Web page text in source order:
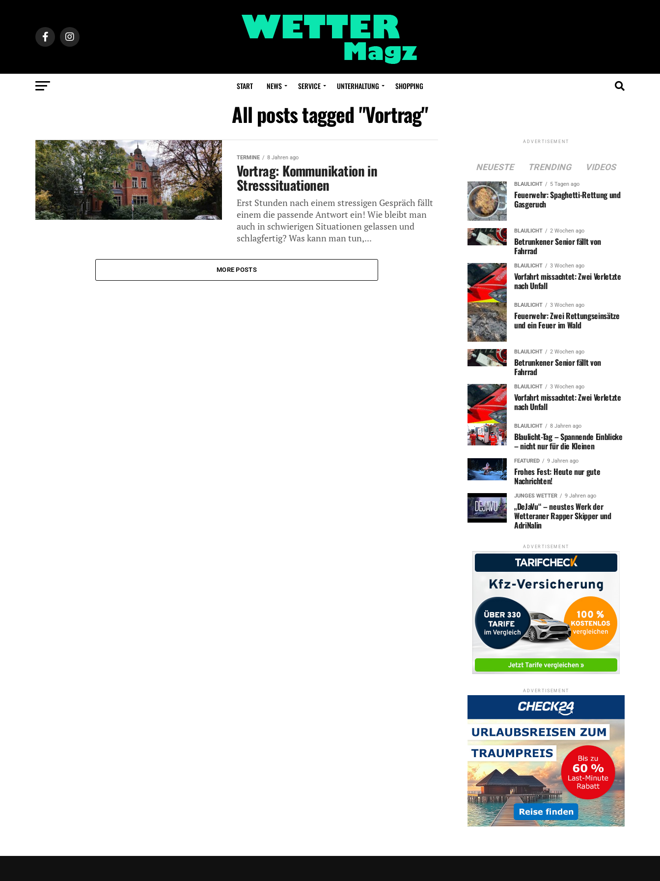
START NEWS SERVICE UNTERHALTUNG SHOPPING
All posts tagged "Vortrag"
TERMINE 8 Jahren ago
Vortrag: Kommunikation in
Stresssituationen
Erst Stunden nach einem stressigen Gespräch fällt
einem die passende Antwort ein! Wie bleibt man
auch in schwierigen Situationen gelassen und
schlagfertig? Was kann man tun,...
MORE POSTS
ADVERTISEMENT
NEUESTE TRENDING VIDEOS
BLAULICHT 5 Tagen ago
Feuerwehr: Spaghetti-Rettung und
Gasgeruch
BLAULICHT 2 Wochen ago
Betrunkener Senior fällt von
Fahrrad
BLAULICHT 3 Wochen ago
Vorfahrt missachtet: Zwei Verletzte
nach Unfall
BLAULICHT 3 Wochen ago
Feuerwehr: Zwei Rettungseinsätze
und ein Feuer im Wald
BLAULICHT 2 Wochen ago
Betrunkener Senior fällt von
Fahrrad
BLAULICHT 3 Wochen ago
Vorfahrt missachtet: Zwei Verletzte
nach Unfall
BLAULICHT 8 Jahren ago
Blaulicht-Tag – Spannende Einblicke
– nicht nur für die Kleinen
FEATURED 9 Jahren ago
Frohes Fest: Heute nur gute
Nachrichten!
JUNGES WETTER 9 Jahren ago
„DeJaVu“ – neustes Werk der
Wetteraner Rapper Skipper und
AdriNalin
ADVERTISEMENT
ADVERTISEMENT